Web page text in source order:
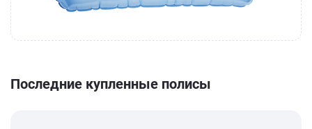
Последние купленные полисы